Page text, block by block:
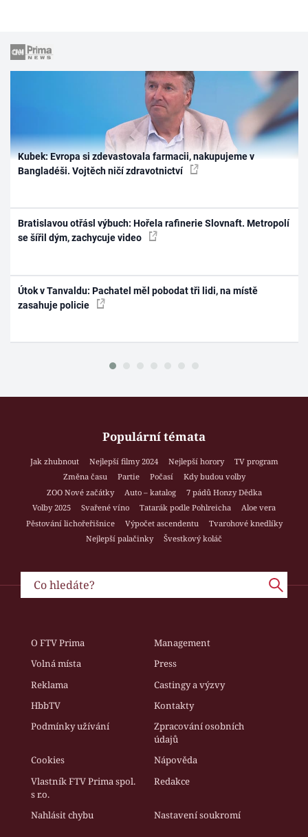
Kubek: Evropa si zdevastovala farmacii, nakupujeme v
Bangladéši. Vojtěch ničí zdravotnictví
Bratislavou otřásl výbuch: Hořela rafinerie Slovnaft. Metropolí
se šířil dým, zachycuje video
Útok v Tanvaldu: Pachatel měl pobodat tři lidi, na místě
zasahuje policie
Populární témata
Jak zhubnout Nejlepší filmy 2024 Nejlepší horory
TV program
Změna času
Partie Počasí
Kdy budou volby
ZOO Nové začátky
Auto – katalog
7 pádů Honzy Dědka
Volby 2025
Svařené víno Tatarák podle Pohlreicha
Aloe vera
Pěstování lichořeřišnice
Výpočet ascendentu
Tvarohové knedlíky
Nejlepší palačinky
Švestkový koláč
O FTV Prima
Management
Volná místa
Press
Reklama
Castingy a výzvy
HbbTV
Kontakty
Podmínky užívání
Zpracování osobních
údajů
Cookies
Nápověda
Vlastník FTV Prima spol.
s r.o.
Redakce
Nahlásit chybu Nastavení soukromí